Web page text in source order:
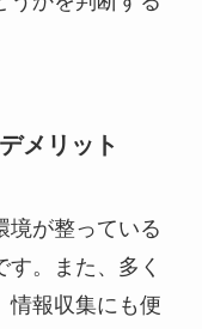
メリット
境が整っている
。また、多く
情報収集にも便